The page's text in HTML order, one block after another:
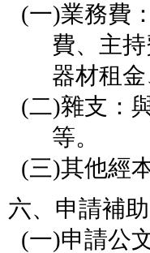
(一)業務費
費、主
器材租
(二)雜支：
等。
(三)其他經
六、申請補
(一)申請公